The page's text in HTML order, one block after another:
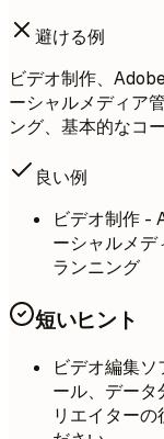
避ける例
ビデオ制作、
ーシャルメディア
ング、基本的なコ
良い例
ビデオ制作 -
ーシャルメ
ランニング
短いヒント
ビデオ編集
ール、データ
リエイター